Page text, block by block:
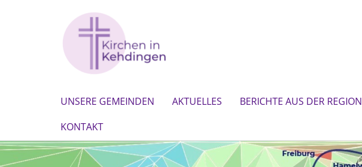
UNSERE GEMEINDEN AKTUELLES BERICHTE AUS DER REGION
KONTAKT